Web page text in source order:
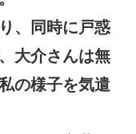
、同時に戸惑
大介さんは無
の様子を気遣